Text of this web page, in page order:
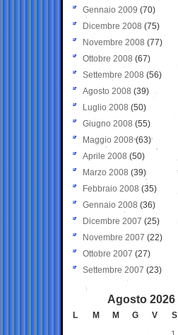
Gennaio 2009 (70)
Dicembre 2008 (75)
Novembre 2008 (77)
Ottobre 2008 (67)
Settembre 2008 (56)
Agosto 2008 (39)
Luglio 2008 (50)
Giugno 2008 (55)
Maggio 2008(63)
Aprile 2008 (50)
Marzo 2008 (39)
Febbraio 2008 (35)
Gennaio 2008 (36)
Dicembre 2007 (25)
Novembre 2007 (22)
Ottobre 2007 (27)
Settembre 2007 (23)
Agosto 2026
L M M G V S